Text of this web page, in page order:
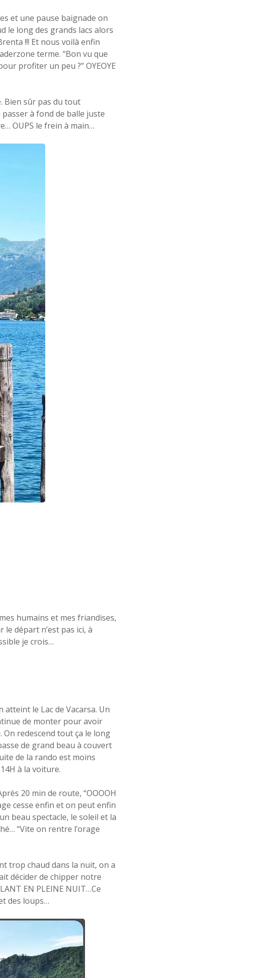
et une pause baignade on
le long des grands lacs alors
!!! Et nous voilà enfin
terme. “Bon vu que
profiter un peu ?” OYEOYE
Bien sûr pas du tout
passer à fond de balle juste
OUPS le frein à main…
humains et mes friandises,
départ n’est pas ici, à
je crois…
le Lac de Vacarsa. Un
de monter pour avoir
On redescend tout ça le long
de grand beau à couvert
de la rando est moins
à la voiture.
20 min de route, “OOOOH
cesse enfin et on peut enfin
beau spectacle, le soleil et la
“Vite on rentre l’orage
trop chaud dans la nuit, on a
décider de chipper notre
EN PLEINE NUIT…Ce
des loups…